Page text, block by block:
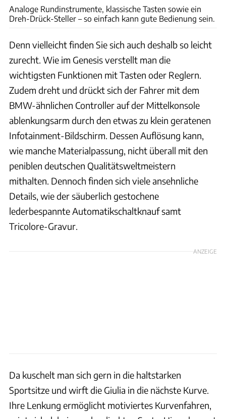
Analoge Rundinstrumente, klassische Tasten sowie ein
Dreh-Drück-Steller – so einfach kann gute Bedienung sein.
Denn vielleicht finden Sie sich auch deshalb so leicht
zurecht. Wie im Genesis verstellt man die
wichtigsten Funktionen mit Tasten oder Reglern.
Zudem dreht und drückt sich der Fahrer mit dem
BMW-ähnlichen Controller auf der Mittelkonsole
ablenkungsarm durch den etwas zu klein geratenen
Infotainment-Bildschirm. Dessen Auflösung kann,
wie manche Materialpassung, nicht überall mit den
peniblen deutschen Qualitätsweltmeistern
mithalten. Dennoch finden sich viele ansehnliche
Details, wie der säuberlich gestochene
lederbespannte Automatikschaltknauf samt
Tricolore-Gravur.
ANZEIGE
Da kuschelt man sich gern in die haltstarken
Sportsitze und wirft die Giulia in die nächste Kurve.
Ihre Lenkung ermöglicht motiviertes Kurvenfahren,